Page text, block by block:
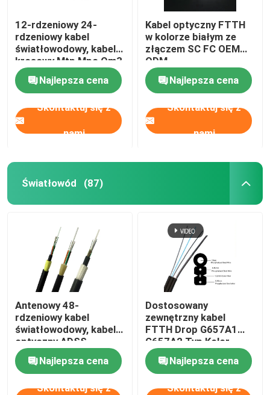
12-rdzeniowy 24-
rdzeniowy kabel
światłowodowy, kabel
krosowy Mtp Mpo Om3
Om4 dla Qsfp
Najlepsza cena
Skontaktuj się z
nami
Kabel optyczny FTTH
w kolorze białym ze
złączem SC FC OEM
ODM
Najlepsza cena
Skontaktuj się z
nami
Światłowód (87)
Antenowy 48-
rdzeniowy kabel
światłowodowy, kabel
optyczny ADSS
Zewnętrzna
wytrzymałość
aramidowa
Najlepsza cena
Skontaktuj się z
Dostosowany
zewnętrzny kabel
FTTH Drop G657A1
G657A2 Typ Kolor
czarny
Najlepsza cena
Skontaktuj się z